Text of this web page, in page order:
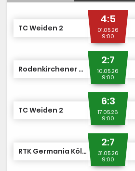
TC Weiden 2
4:5
01.05.26
9:00
Rodenkirchener TC 1
2:7
10.05.26
9:00
TC Weiden 2
6:3
17.05.26
9:00
RTK Germania Köln 1
2:7
31.05.26
9:00